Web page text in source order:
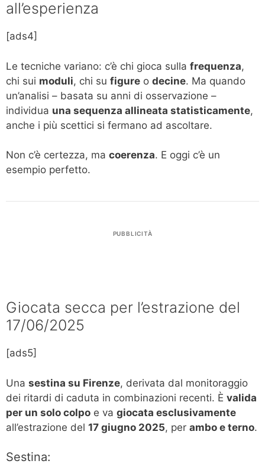
all’esperienza
[ads4]
Le tecniche variano: c’è chi gioca sulla frequenza,
chi sui moduli, chi su figure o decine. Ma quando
un’analisi – basata su anni di osservazione –
individua una sequenza allineata statisticamente,
anche i più scettici si fermano ad ascoltare.
Non c’è certezza, ma coerenza. E oggi c’è un
esempio perfetto.
PUBBLICITÀ
Giocata secca per l’estrazione del
17/06/2025
[ads5]
Una sestina su Firenze, derivata dal monitoraggio
dei ritardi di caduta in combinazioni recenti. È valida
per un solo colpo e va giocata esclusivamente
all’estrazione del 17 giugno 2025, per ambo e terno.
Sestina: